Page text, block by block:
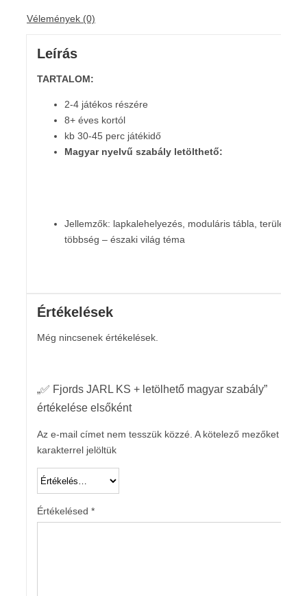
Vélemények (0)
Leírás
TARTALOM:
2-4 játékos részére
8+ éves kortól
kb 30-45 perc játékidő
Magyar nyelvű szabály letölthető:
Jellemzők: lapkalehelyezés, moduláris tábla, terület-
többség – északi világ téma
Értékelések
Még nincsenek értékelések.
„✅ Fjords JARL KS + letölhető magyar szabály”
értékelése elsőként
Az e-mail címet nem tesszük közzé. A kötelező mezőket
karakterrel jelöltük
Értékelésed *